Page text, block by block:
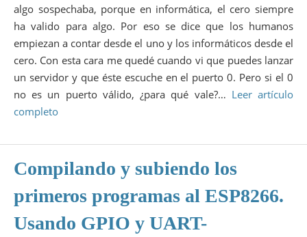
algo sospechaba, porque en informática, el cero siempre
ha valido para algo. Por eso se dice que los humanos
empiezan a contar desde el uno y los informáticos desde el
cero. Con esta cara me quedé cuando vi que puedes lanzar
un servidor y que éste escuche en el puerto 0. Pero si el 0
no es un puerto válido, ¿para qué vale?… Leer artículo
completo
Compilando y subiendo los
primeros programas al ESP8266.
Usando GPIO y UART-